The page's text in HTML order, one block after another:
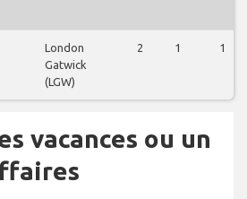
London
Gatwick
(LGW)
2 1 1
vacances ou un